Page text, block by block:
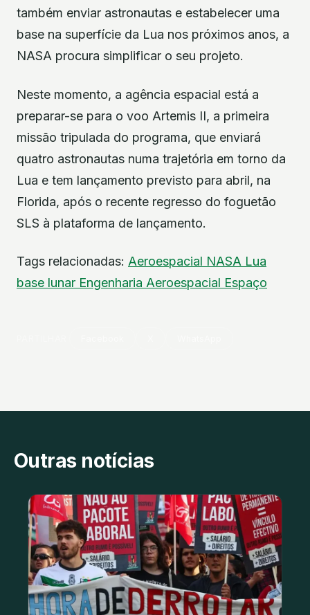
também enviar astronautas e estabelecer uma
base na superfície da Lua nos próximos anos, a
NASA procura simplificar o seu projeto.
Neste momento, a agência espacial está a
preparar-se para o voo Artemis II, a primeira
missão tripulada do programa, que enviará
quatro astronautas numa trajetória em torno da
Lua e tem lançamento previsto para abril, na
Florida, após o recente regresso do foguetão
SLS à plataforma de lançamento.
Tags relacionadas: Aeroespacial NASA Lua
base lunar Engenharia Aeroespacial Espaço
Outras notícias